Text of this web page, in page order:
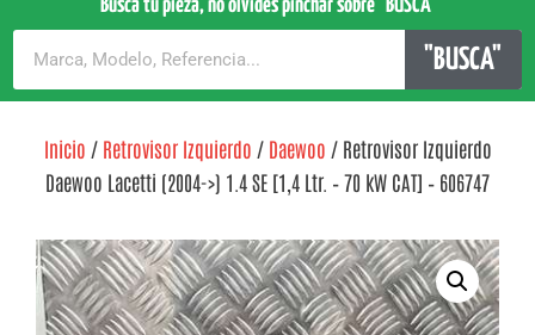
Busca tu pieza, no olvides pinchar sobre "BUSCA"
"BUSCA"
Inicio / Retrovisor Izquierdo / Daewoo / Retrovisor Izquierdo
Daewoo Lacetti (2004->) 1.4 SE [1,4 Ltr. – 70 kW CAT] – 606747